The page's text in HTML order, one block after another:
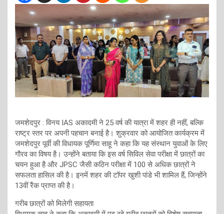
जमशेदपुर : विनय IAS अकादमी ने 25 वर्ष की यात्रा में शहर ही नहीं, बल्कि
राष्ट्र स्तर पर अपनी पहचान बनाई है। शुक्रवार को आयोजित कार्यक्रम में
जमशेदपुर पूर्वी की विधायक पूर्णिमा साहू ने कहा कि यह संस्थान युवाओं के लिए
गौरव का विषय है। उन्होंने बताया कि इस वर्ष सिविल सेवा परीक्षा में छात्रों का
चयन हुआ है और JPSC जैसी कठिन परीक्षा में 100 से अधिक छात्रों ने
सफलता हासिल की है। इनमें शहर की टॉपर खुशी पांडे भी शामिल हैं, जिन्होंने
13वीं रैंक प्राप्त की है।
गरीब छात्रों को मिलेगी सहायता